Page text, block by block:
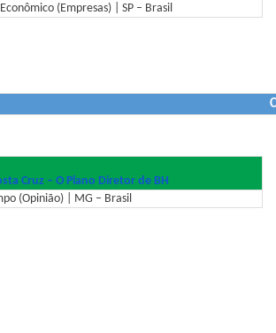
(Empresas) | SP – Brasil
Cruz – O Plano Diretor de BH
(Opinião) | MG – Brasil